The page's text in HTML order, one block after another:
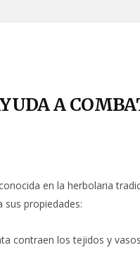
A
en la herbolaria
sus propiedades:
contraen los tejidos y